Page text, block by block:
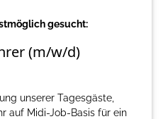
gesucht:
(m/w/d)
unserer Tagesgäste,
auf Midi-Job-Basis für ein